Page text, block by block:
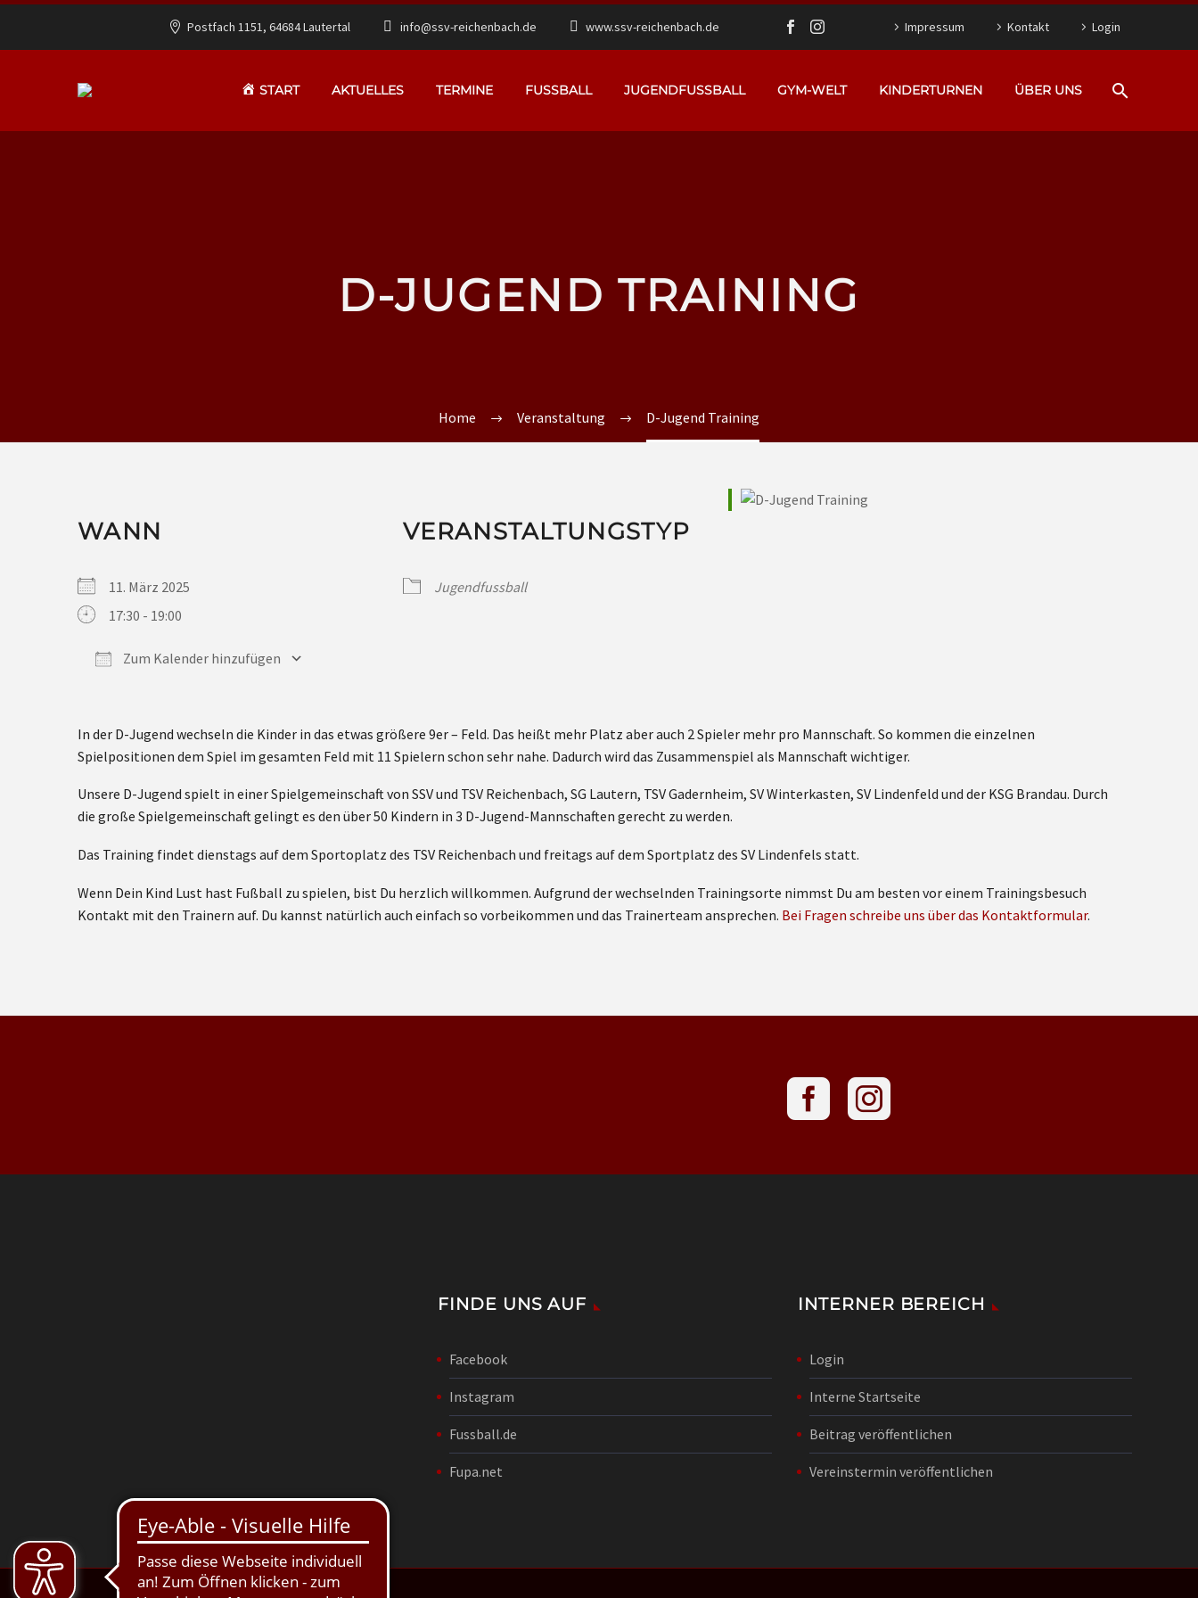
Postfach 1151, 64684 Lautertal info@ssv-reichenbach.de www.ssv-reichenbach.de Impressum Kontakt Login
START AKTUELLES TERMINE FUSSBALL JUGENDFUSSBALL GYM-WELT KINDERTURNEN ÜBER UNS
D-JUGEND TRAINING
Home Veranstaltung D-Jugend Training
WANN
11. März 2025
17:30 - 19:00
Zum Kalender hinzufügen
VERANSTALTUNGSTYP
Jugendfussball
In der D-Jugend wechseln die Kinder in das etwas größere 9er – Feld. Das heißt mehr Platz aber auch 2 Spieler mehr pro Mannschaft. So kommen die einzelnen
Spielpositionen dem Spiel im gesamten Feld mit 11 Spielern schon sehr nahe. Dadurch wird das Zusammenspiel als Mannschaft wichtiger.
Unsere D-Jugend spielt in einer Spielgemeinschaft von SSV und TSV Reichenbach, SG Lautern, TSV Gadernheim, SV Winterkasten, SV Lindenfeld und der KSG Brandau. Durch
die große Spielgemeinschaft gelingt es den über 50 Kindern in 3 D-Jugend-Mannschaften gerecht zu werden.
Das Training findet dienstags auf dem Sportoplatz des TSV Reichenbach und freitags auf dem Sportplatz des SV Lindenfels statt.
Wenn Dein Kind Lust hast Fußball zu spielen, bist Du herzlich willkommen. Aufgrund der wechselnden Trainingsorte nimmst Du am besten vor einem Trainingsbesuch
Kontakt mit den Trainern auf. Du kannst natürlich auch einfach so vorbeikommen und das Trainerteam ansprechen. Bei Fragen schreibe uns über das Kontaktformular.
FINDE UNS AUF
Facebook
Instagram
Fussball.de
Fupa.net
INTERNER BEREICH
Login
Interne Startseite
Beitrag veröffentlichen
Vereinstermin veröffentlichen